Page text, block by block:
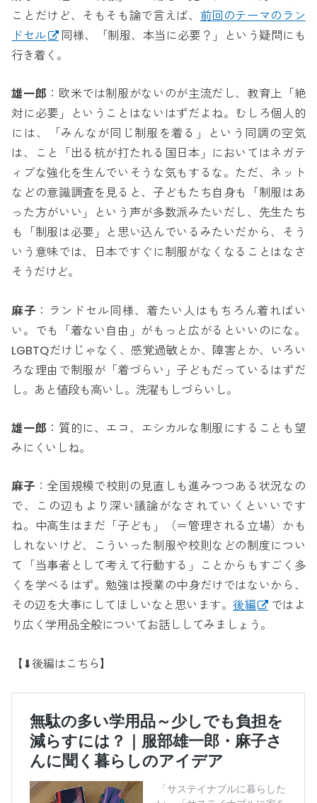
ことだけど、そもそも論で言えば、 前回のテーマのラン
ドセル
同様、「制服、本当に必要？」という疑問にも
行き着く。
雄一郎 ：欧米では制服がないのが主流だし、教育上「絶
対に必要」ということはないはずだよね。むしろ個人的
には、「みんなが同じ制服を着る」という同調の空気
は、こと「出る杭が打たれる国日本」においてはネガテ
ィブな強化を生んでいそうな気もするな。ただ、ネット
などの意識調査を見ると、子どもたち自身も「制服はあ
った方がいい」という声が多数派みたいだし、先生たち
も「制服は必要」と思い込んでいるみたいだから、そう
いう意味では、日本ですぐに制服がなくなることはなさ
そうだけど。
麻子 ：ランドセル同様、着たい人はもちろん着ればい
い。でも「着ない自由」がもっと広がるといいのにな。
LGBTQだけじゃなく、感覚過敏とか、障害とか、いろい
ろな理由で制服が「着づらい」子どもだっているはずだ
し。あと値段も高いし。洗濯もしづらいし。
雄一郎 ：質的に、エコ、エシカルな制服にすることも望
みにくいしね。
麻子 ：全国規模で校則の見直しも進みつつある状況なの
で、この辺もより深い議論がなされていくといいです
ね。中高生はまだ「子ども」（＝管理される立場）かも
しれないけど、こういった制服や校則などの制度につい
て「当事者として考えて行動する」ことからもすごく多
くを学べるはず。勉強は授業の中身だけではないから、
その辺を大事にしてほしいなと思います。後編
ではよ
り広く学用品全般についてお話ししてみましょう。
【⬇︎後編はこちら】